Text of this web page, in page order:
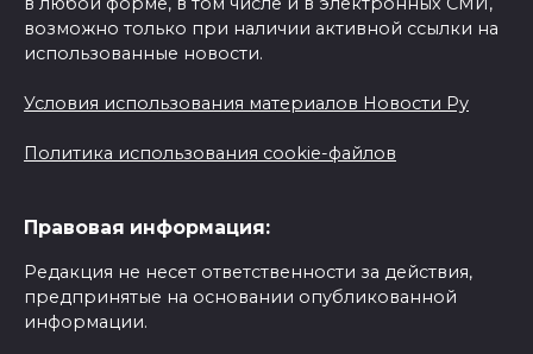
возможно только при наличии активной ссылки на
использованные новости.
Условия использования материалов Новости Ру
Политика использования cookie-файлов
Правовая информация:
Редакция не несет ответственности за действия,
предпринятые на основании опубликованной
информации.